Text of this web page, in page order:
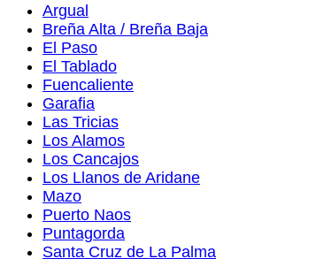
Argual
Breña Alta / Breña Baja
El Paso
El Tablado
Fuencaliente
Garafia
Las Tricias
Los Alamos
Los Cancajos
Los Llanos de Aridane
Mazo
Puerto Naos
Puntagorda
Santa Cruz de La Palma